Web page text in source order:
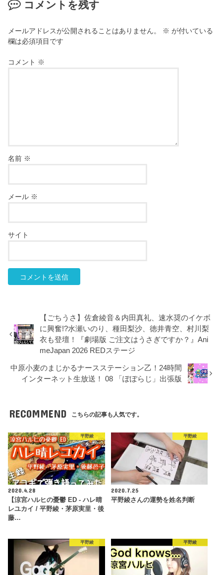
コメントを残す
メールアドレスが公開されることはありません。 ※ が付いている
欄は必須項目です
コメント ※
名前 ※
メール ※
サイト
【ごちうさ】佐倉綾音＆内田真礼、速水奨のイケボ
に興奮!?水瀬いのり、種田梨沙、徳井青空、村川梨
衣も登壇！『劇場版 ご注文はうさぎですか？』Ani
meJapan 2026 REDステージ
中原小麦のまじかるナースステーション乙！24時間
インターネット生放送！ 08 「ぽぽらじ」出張版
RECOMMEND こちらの記事も人気です。
平野綾
2020.4.28
【涼宮ハルヒの憂鬱 ED - ハレ晴
レユカイ / 平野綾・茅原実里・後
藤…
平野綾
2020.7.25
平野綾さんの運勢を姓名判断
平野綾 平野綾